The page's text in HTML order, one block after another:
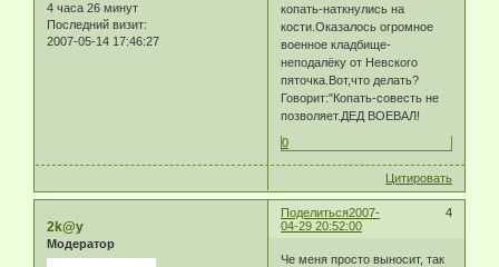
4 часа 26 минут
Последний визит:
2007-05-14 17:46:27
копать-наткнулись на
кости.Оказалось огромное
военное кладбище-
неподалёку от Невского
пяточка.Вот,что делать?
Говорит:"Копать-совесть не
позволяет.ДЕД ВОЕВАЛ!
0
Цитировать
Поделиться 4
2007-
04-29 20:52:00
2k@y
Модератор
Че меня просто выносит, так